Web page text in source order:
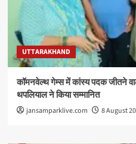
UTTARAKHAND
कॉमनवेल्थ गेम्स में कांस्य पदक जीतने
थपलियाल ने किया सम्मानित
jansamparklive.com 8 August